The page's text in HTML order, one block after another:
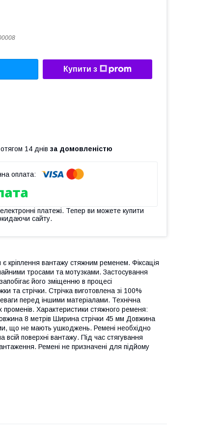
Купити з
14 днів за домовленістю
платежі. Тепер ви можете купити
сайту.
кріплення вантажу стяжним ременем. Фіксація
тросами та мотузками. Застосування
його зміщенню в процесі
та стрічки. Стрічка виготовлена зі 100%
перед іншими матеріалами. Технічна
променів. Характеристики стяжного ременя:
8 метрів Ширина стрічки 45 мм Довжина
що не мають ушкоджень. Ремені необхідно
поверхні вантажу. Під час стягування
Ремені не призначені для підйому